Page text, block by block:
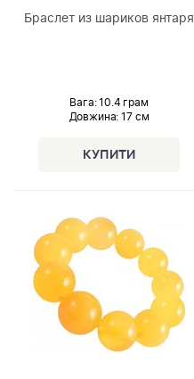
Браслет из шариков янтаря
Вага: 10.4 грам
Довжина: 17 см